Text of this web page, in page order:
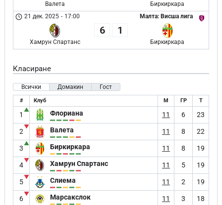
Валета
Биркиркара
Малта: Висша лига
21 дек. 2025 - 17:00
Хамрун Спартанс
6 1
Биркиркара
Класиране
Всички Домакин Гост
# Клуб М ГР Т
1
▲ Флориана 11 6 23
2
▼ Валета 11 8 22
3
▲ Биркиркара 11 8 19
4
▼ Хамрун Спартанс 11 5 19
5
▼ Слиема 11 2 19
6
▼ Марсакслок 11 3 18